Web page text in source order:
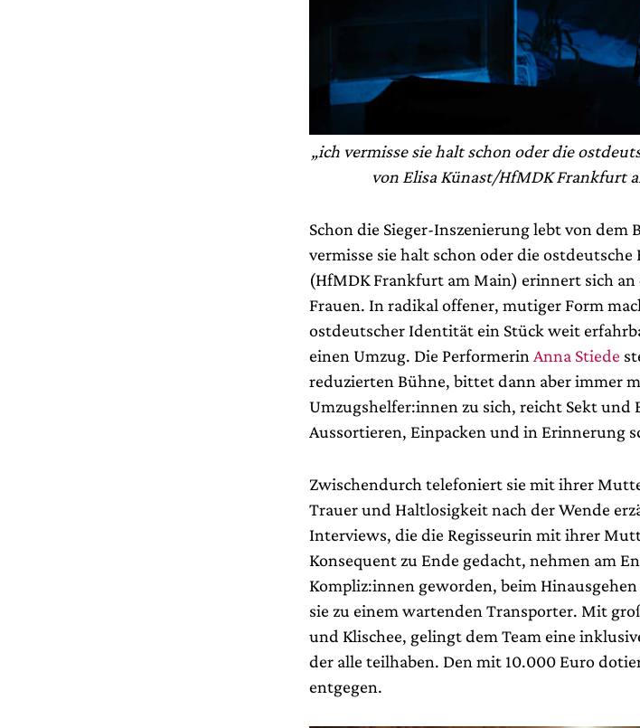
„ich vermisse sie halt schon oder die
von Elisa Künast/HfMDK Frankfurt
Schon die Sieger-Inszenierung lebt von dem
vermisse sie halt schon oder die ostdeutsche
(HfMDK Frankfurt am Main) erinnert sich
Frauen. In radikal offener, mutiger Form
ostdeutscher Identität ein Stück weit
einen Umzug. Die Performerin Anna Stiede
reduzierten Bühne, bittet dann aber immer
Umzugshelfer:innen zu sich, reicht Sekt
Aussortieren, Einpacken und in Erinnerung
Zwischendurch telefoniert sie mit ihrer
Trauer und Haltlosigkeit nach der Wende
Interviews, die die Regisseurin mit ihrer
Konsequent zu Ende gedacht, nehmen am
Kompliz:innen geworden, beim
sie zu einem wartenden Transporter. Mit
und Klischee, gelingt dem Team eine
der alle teilhaben. Den mit 10.000 Euro
entgegen.